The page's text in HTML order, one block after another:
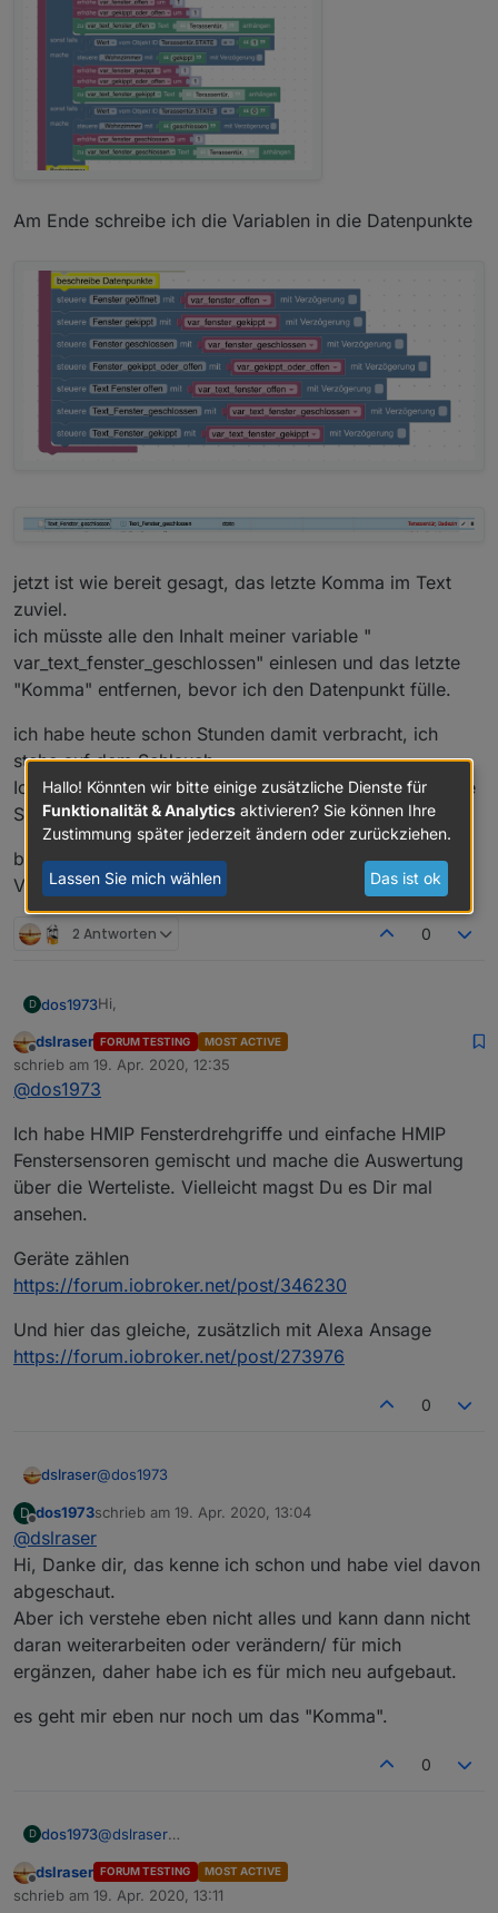
Am Ende schreibe ich die Variablen in die Datenpunkte
jetzt ist wie bereit gesagt, das letzte Komma im Text
zuviel.
ich müsste alle den Inhalt meiner variable "
var_text_fenster_geschlossen" einlesen und das letzte
"Komma" entfernen, bevor ich den Datenpunkt fülle.
ich habe heute schon Stunden damit verbracht, ich
stehe auf dem Schlauch.
Ich kann die "Text" Elemente aus Blockly nicht in meine
Script verbinden dass irgendwie sinnig ist.
bitte helft mir mal da raus.
Vielen Dank
2 Antworten 0
D dos1973Hi,
ich versuche ein "letztes Komma" in meinem DP zu
entfernen, aber egal wo ich ansetze es zerschiesst
mir mein Blockly. Es gibt ein Haufen Fenster Status
was ich gerne wollte. Ich also nachfolgendes Blockly
und es funktioniert einwandfrei nur habe ich eben ein
"letztes Komma" in meinem DP, das ich aus
"Perfektionsgründen" gerne weg hätte.
mein Blockly ist bestimmt nich so elegant wieviele
ich gehe reagier auf die Trigger der HM Fenstergriffe
und schreibe abhängig davon in variable den Namen
der Fenster.
Datenpunkte
Offline
dslraser FORUM TESTING MOST ACTIVE
schrieb am 19. Apr. 2020, 12:35
zuletzt editiert von
@dos1973
Ich habe HMIP Fensterdrehgriffe und einfache HMIP
Fenstersensoren gemischt und mache die Auswertung
über die Werteliste. Vielleicht magst Du es Dir mal
ansehen.
Geräte zählen
https://forum.iobroker.net/post/346230
Und hier das gleiche, zusätzlich mit Alexa Ansage
https://forum.iobroker.net/post/273976
0
dslraser@dos1973
Ich habe HMIP Fensterdrehgriffe und einfache HMIP
Auswertung über die Werteliste. Vielleicht magst Du
Geräte zählen
https://forum.iobroker.net/post/346230
Und hier das gleiche, zusätzlich mit Alexa Ansage
https://forum.iobroker.net/post/273976
D
Offline
dos1973schrieb am 19. Apr. 2020, 13:04
zuletzt editiert von
@dslraser
Hi, Danke dir, das kenne ich schon und habe viel davon
abgeschaut.
Aber ich verstehe eben nicht alles und kann dann nicht
daran weiterarbeiten oder verändern/ für mich
ergänzen, daher habe ich es für mich neu aufgebaut.
es geht mir eben nur noch um das "Komma".
0
D dos1973@dslraser
davon abgeschaut.
Aber ich verstehe eben nicht alles und kann dann
es geht mir eben nur noch um das "Komma".
Offline
dslraser FORUM TESTING MOST ACTIVE
schrieb am 19. Apr. 2020, 13:11
zuletzt editiert von
Hallo! Könnten wir bitte einige zusätzliche Dienste für
Funktionalität & Analytics aktivieren? Sie können Ihre
Zustimmung später jederzeit ändern oder zurückziehen.
Lassen Sie mich wählen Das ist ok